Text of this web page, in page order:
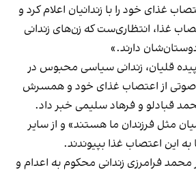
غذای خود را با زندانیان اعلام کرد و
غذا، انتظاری‌ست که زن‌های زندانی
دارند.»
قلیان، زندانی سیاسی محبوس در
صوتی از اعتصاب غذای خود و همسرش
قبادلو و فرهاد سلیمی خبر داد.
مثل فرزندان ما هستند» و از سایر
این اعتصاب غذا بپیوندند.
فرامرزی زندانی محکوم به اعدام و